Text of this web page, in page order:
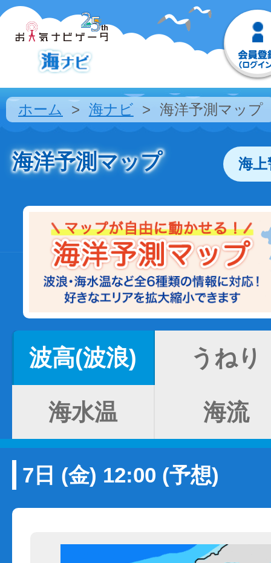
ホーム 海ナビ 海洋予測マップ
海洋予測マップ 海
波高(波浪) うねり
海水温 海流
7日 (金) 12:00 (予想)